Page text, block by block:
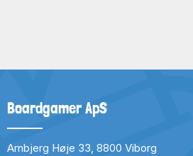
Boardgamer ApS
Arnbjerg Høje 33, 8800 Viborg